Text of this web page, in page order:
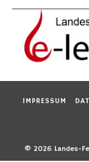
IMPRESSUM
© 2026 Landes-